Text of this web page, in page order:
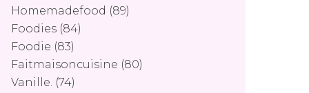
Homemadefood (89)
Foodies (84)
Foodie (83)
Faitmaisoncuisine (80)
Vanille. (74)